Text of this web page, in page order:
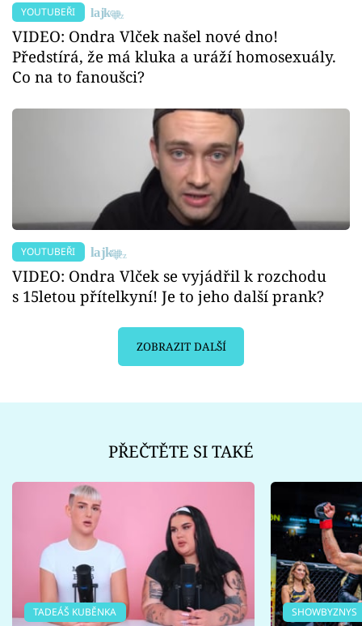
YOUTUBEŘI
VIDEO: Ondra Vlček našel nové dno!
Předstírá, že má kluka a uráží homosexuály.
Co na to fanoušci?
YOUTUBEŘI
VIDEO: Ondra Vlček se vyjádřil k rozchodu
s 15letou přítelkyní! Je to jeho další prank?
ZOBRAZIT DALŠÍ
PŘEČTĚTE SI TAKÉ
TADEÁŠ KUBĚNKA SHOWBYZNYS